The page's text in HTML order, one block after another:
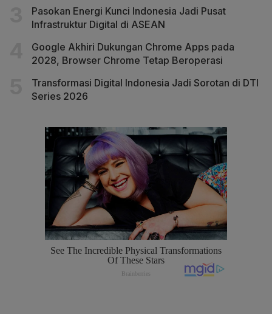
Pasokan Energi Kunci Indonesia Jadi Pusat
Infrastruktur Digital di ASEAN
Google Akhiri Dukungan Chrome Apps pada
2028, Browser Chrome Tetap Beroperasi
Transformasi Digital Indonesia Jadi Sorotan di DTI
Series 2026